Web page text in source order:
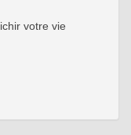
votre vie